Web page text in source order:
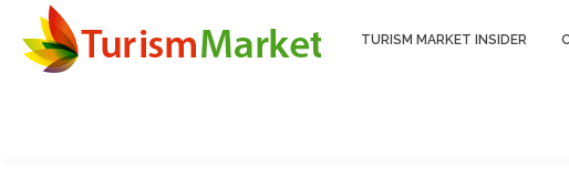
TURISM MARKET INSIDER